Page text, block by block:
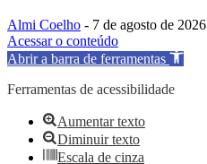
Almi Coelho - 7 de agosto de 2026
Acessar o conteúdo
Abrir a barra de ferramentas
Ferramentas de acessibilidade
Aumentar texto
Diminuir texto
Escala de cinza